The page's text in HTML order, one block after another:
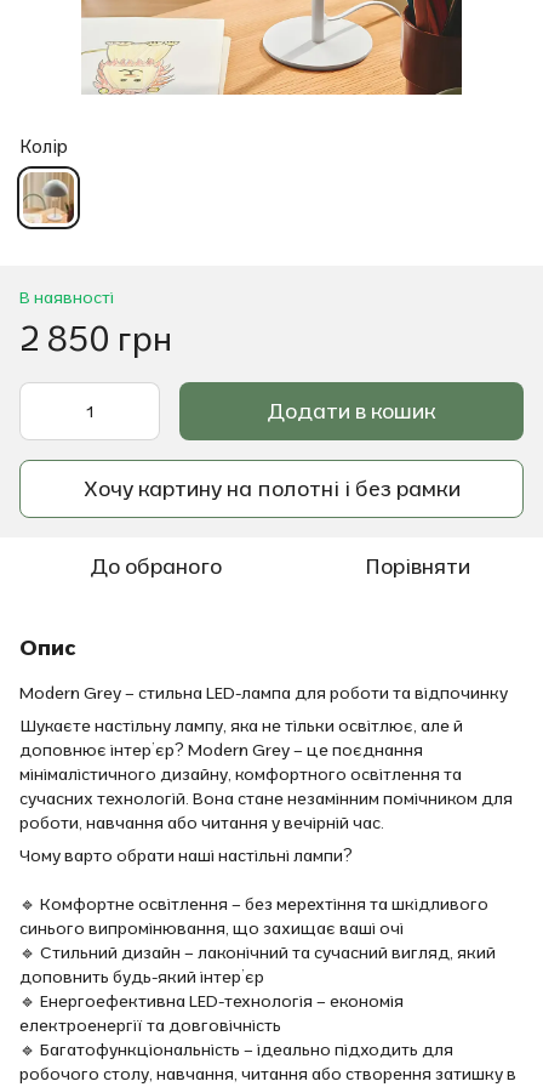
Колір
В наявності
2 850 грн
Додати в кошик
Хочу картину на полотні і без рамки
До обраного Порівняти
Опис
Modern Grey – стильна LED-лампа для роботи та відпочинку
Шукаєте настільну лампу, яка не тільки освітлює, але й
доповнює інтер’єр? Modern Grey – це поєднання
мінімалістичного дизайну, комфортного освітлення та
сучасних технологій. Вона стане незамінним помічником для
роботи, навчання або читання у вечірній час.
Чому варто обрати наші настільні лампи?
🔹 Комфортне освітлення – без мерехтіння та шкідливого
синього випромінювання, що захищає ваші очі
🔹 Стильний дизайн – лаконічний та сучасний вигляд, який
доповнить будь-який інтер’єр
🔹 Енергоефективна LED-технологія – економія
електроенергії та довговічність
🔹 Багатофункціональність – ідеально підходить для
робочого столу, навчання, читання або створення затишку в